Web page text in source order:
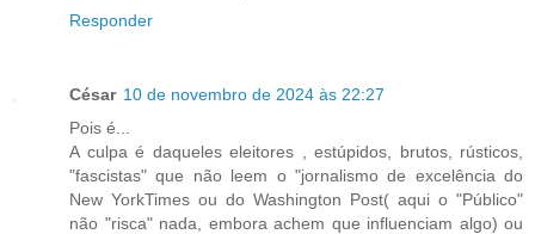
Responder
César 10 de novembro de 2024 às 22:27
Pois é...
A culpa é daqueles eleitores , estúpidos, brutos, rústicos,
"fascistas" que não leem o "jornalismo de excelência do
New YorkTimes ou do Washington Post( aqui o "Público"
não "risca" nada, embora achem que influenciam algo) ou